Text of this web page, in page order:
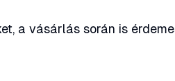
a vásárlás során is